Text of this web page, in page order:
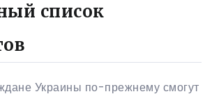
список
Украины по-прежнему смогут